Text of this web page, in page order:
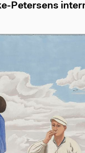
Petersens